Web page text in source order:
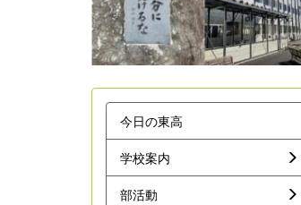
今日の東高
学校案内
部活動